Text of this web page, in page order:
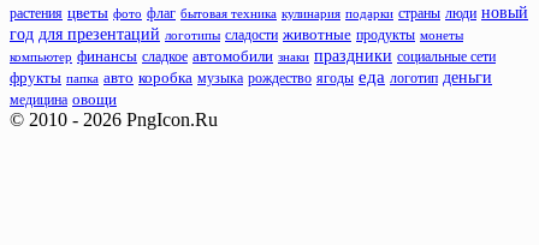
растения цветы фото флаг бытовая техника кулинария подарки страны люди новый
год для презентаций логотипы сладости животные продукты монеты
компьютер финансы сладкое автомобили знаки праздники социальные сети
фрукты папка авто коробка музыка рождество ягоды еда логотип деньги
медицина овощи
© 2010 - 2026 PngIcon.Ru